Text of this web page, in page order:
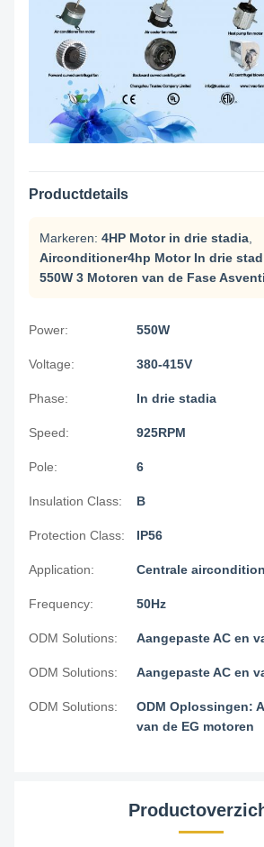
Productdetails
Markeren: 4HP Motor in drie stadia
Airconditioner4hp Motor In drie
550W 3 Motoren van de Fase
Power: 550W
Voltage: 380-415V
Phase: In drie stadia
Speed: 925RPM
Pole: 6
Insulation Class: B
Protection Class: IP56
Application: Centrale
Frequency: 50Hz
ODM Solutions: Aangepaste AC en
ODM Solutions: Aangepaste AC en
ODM Solutions:
ODM Oplossingen:
van de EG motoren